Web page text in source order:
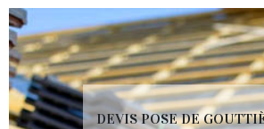
DEVIS POSE DE